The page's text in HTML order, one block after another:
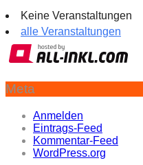
Keine Veranstaltungen
alle Veranstaltungen
Meta
Anmelden
Eintrags-Feed
Kommentar-Feed
WordPress.org